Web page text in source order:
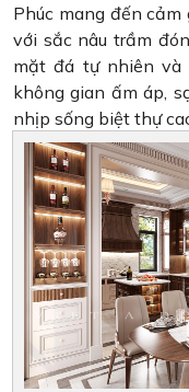
Phúc mang đến cảm
với sắc nâu trầm
mặt đá tự nhiên và
không gian ấm áp,
nhịp sống biệt thự